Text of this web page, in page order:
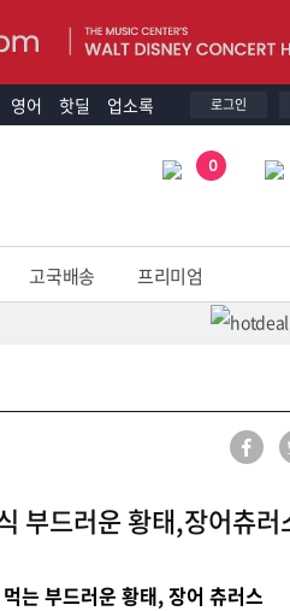
영어 핫딜 업소록 로그인
0
고국배송
프리미엄
부드러운 황태,장어츄
는 부드러운 황태, 장어 츄러스